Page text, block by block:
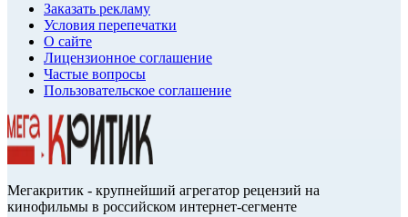
Заказать рекламу
Условия перепечатки
О сайте
Лицензионное соглашение
Частые вопросы
Пользовательское соглашение
Мегакритик - крупнейший агрегатор рецензий на
кинофильмы в российском интернет-сегменте